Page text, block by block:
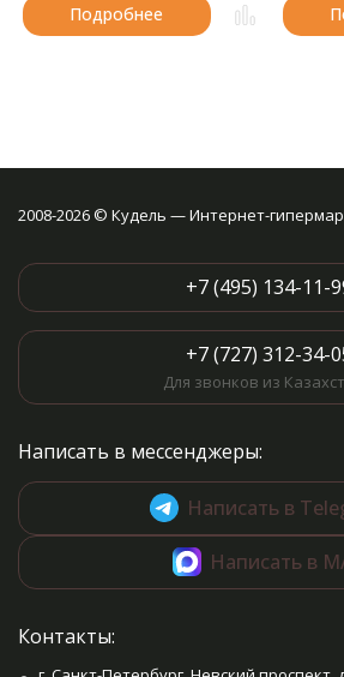
Подробнее
2008-2026 © Кудель — Интернет-
+7 (495) 134-11-
+7 (727) 312-34-
Для звонков из
Написать в мессенджеры:
Написать в
Написать в
Контакты: